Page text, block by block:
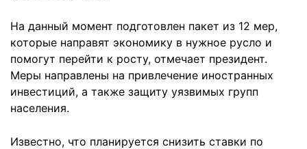
На данный момент подготовлен пакет из 12 мер,
которые направят экономику в нужное русло и
помогут перейти к росту, отмечает президент.
Меры направлены на привлечение иностранных
инвестиций, а также защиту уязвимых групп
населения.
Известно, что планируется снизить ставки по